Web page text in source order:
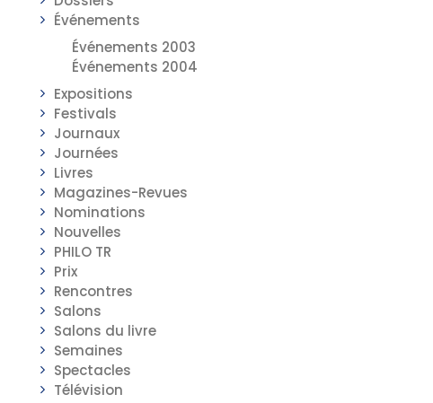
Événements
Événements 2003
Événements 2004
Expositions
Festivals
Journaux
Journées
Livres
Magazines-Revues
Nominations
Nouvelles
PHILO TR
Prix
Rencontres
Salons
Salons du livre
Semaines
Spectacles
Télévision